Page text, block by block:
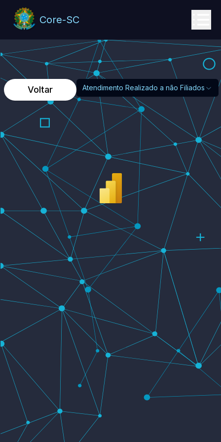
Core-SC
Voltar Atendimento Realizado a não Filiados